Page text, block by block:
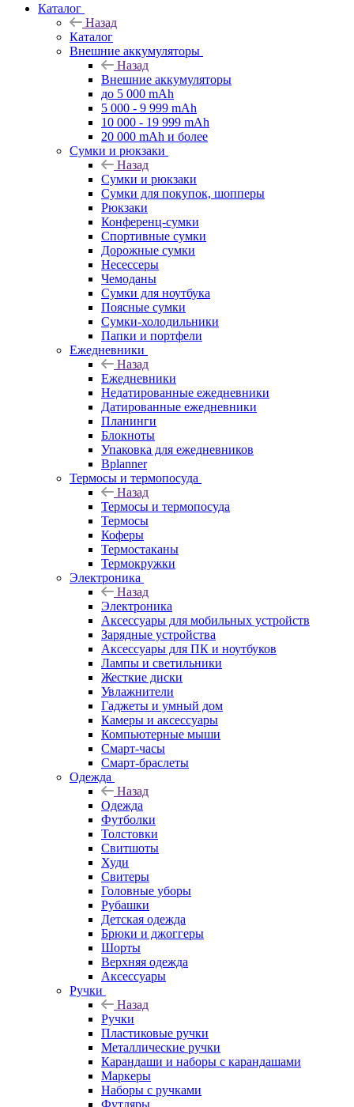
Каталог
Назад
Каталог
Внешние аккумуляторы
Назад
Внешние аккумуляторы
до 5 000 mAh
5 000 - 9 999 mAh
10 000 - 19 999 mAh
20 000 mAh и более
Сумки и рюкзаки
Назад
Сумки и рюкзаки
Сумки для покупок, шопперы
Рюкзаки
Конференц-сумки
Спортивные сумки
Дорожные сумки
Несессеры
Чемоданы
Сумки для ноутбука
Поясные сумки
Сумки-холодильники
Папки и портфели
Ежедневники
Назад
Ежедневники
Недатированные ежедневники
Датированные ежедневники
Планинги
Блокноты
Упаковка для ежедневников
Bplanner
Термосы и термопосуда
Назад
Термосы и термопосуда
Термосы
Коферы
Термостаканы
Термокружки
Электроника
Назад
Электроника
Аксессуары для мобильных устройств
Зарядные устройства
Аксессуары для ПК и ноутбуков
Лампы и светильники
Жесткие диски
Увлажнители
Гаджеты и умный дом
Камеры и аксессуары
Компьютерные мыши
Смарт-часы
Смарт-браслеты
Одежда
Назад
Одежда
Футболки
Толстовки
Свитшоты
Худи
Свитеры
Головные уборы
Рубашки
Детская одежда
Брюки и джоггеры
Шорты
Верхняя одежда
Аксессуары
Ручки
Назад
Ручки
Пластиковые ручки
Металлические ручки
Карандаши и наборы с карандашами
Маркеры
Наборы с ручками
Футляры